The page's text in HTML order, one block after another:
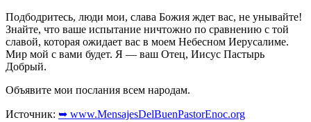
Подбодритесь, люди мои, слава Божия ждет вас, не унывайте!
Знайте, что ваше испытание ничтожно по сравнению с той
славой, которая ожидает вас в моем Небесном Иерусалиме.
Мир мой с вами будет. Я — ваш Отец, Иисус Пастырь
Добрый.
Объявите мои послания всем народам.
Источник: ➥ www.MensajesDelBuenPastorEnoc.org